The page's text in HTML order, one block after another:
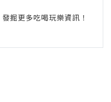
掘更多吃喝玩樂資訊！